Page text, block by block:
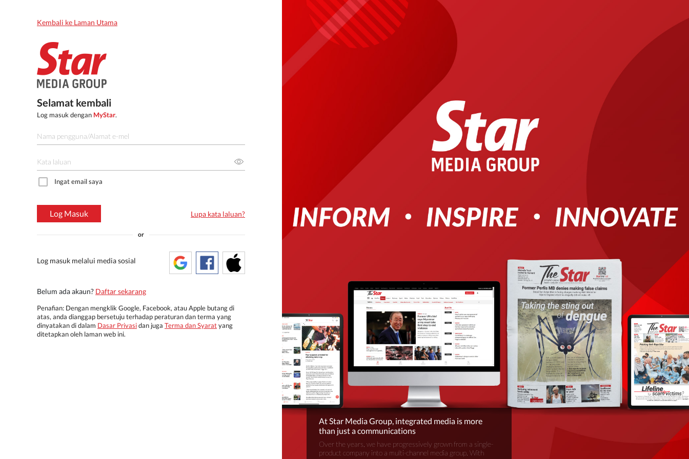
Kembali ke Laman Utama
Selamat kembali
Log masuk dengan MyStar.
Ingat email saya
Log Masuk Lupa kata laluan?
or
Log masuk melalui media sosial
Belum ada akaun? Daftar sekarang
Penafian: Dengan mengklik Google, Facebook, atau Apple butang di
atas, anda dianggap bersetuju terhadap peraturan dan terma yang
dinyatakan di dalam Dasar Privasidan juga Terma dan Syaratyang
ditetapkan oleh laman web ini.
At Star Media Group, integrated media is more
than just a communications
Over the years, we have progressively grown from a single-
product company into a multi-channel media group. With